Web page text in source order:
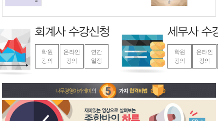
학원
강의
온라인
강의
연간
일정
학원
강의
온라인
강의